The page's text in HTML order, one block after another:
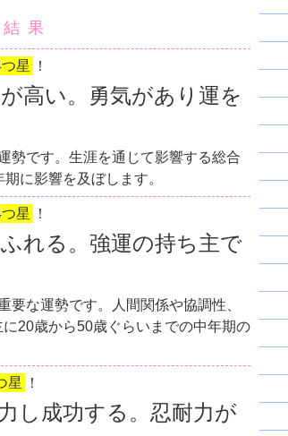
果
星 ！
高い。勇気があり運を
勢です。生涯を通じて影響する総合
に影響を及ぼします。
星 ！
れる。強運の持ち主で
要な運勢です。人間関係や協調性、
20歳から50歳ぐらいまでの中年期の
星 ！
し成功する。忍耐力が